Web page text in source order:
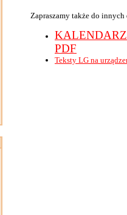
Zapraszamy także do innych
PDF
Teksty LG na